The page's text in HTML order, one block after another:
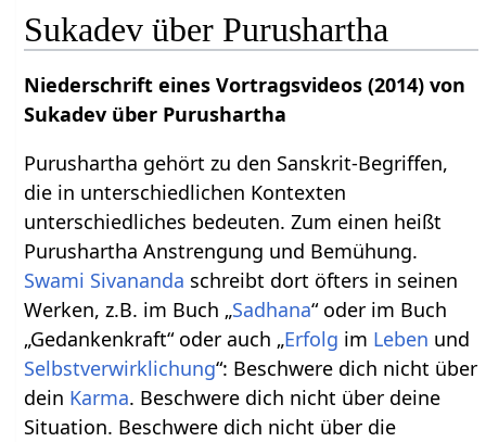
Sukadev über Purushartha
Niederschrift eines Vortragsvideos (2014) von
Sukadev über Purushartha
Purushartha gehört zu den Sanskrit-Begriffen,
die in unterschiedlichen Kontexten
unterschiedliches bedeuten. Zum einen heißt
Purushartha Anstrengung und Bemühung.
Swami Sivananda schreibt dort öfters in seinen
Werken, z.B. im Buch „Sadhana“ oder im Buch
„Gedankenkraft“ oder auch „Erfolg im Leben und
Selbstverwirklichung“: Beschwere dich nicht über
dein Karma. Beschwere dich nicht über deine
Situation. Beschwere dich nicht über die